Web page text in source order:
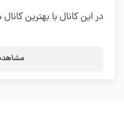
در این کانال با بهترین